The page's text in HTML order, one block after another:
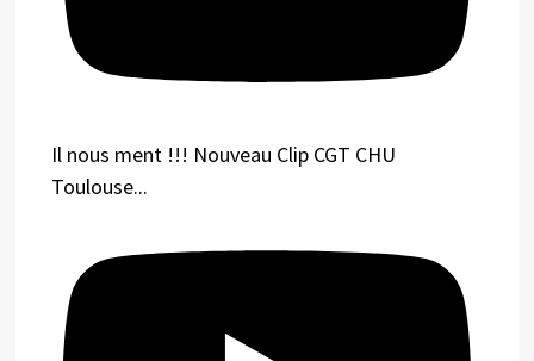
Il nous ment !!! Nouveau Clip CGT CHU
Toulouse...